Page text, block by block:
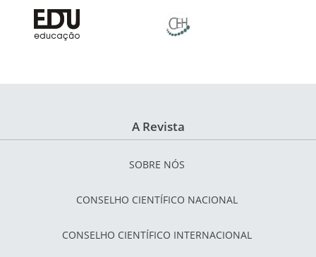
A Revista
SOBRE NÓS
CONSELHO CIENTÍFICO NACIONAL
CONSELHO CIENTÍFICO INTERNACIONAL